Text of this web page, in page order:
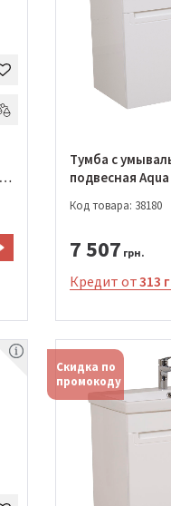
Тумба с
подвесная
(ОР0002645)
Код товара: 38180
7 507 грн.
Кредит от313
Скидка по
промокоду